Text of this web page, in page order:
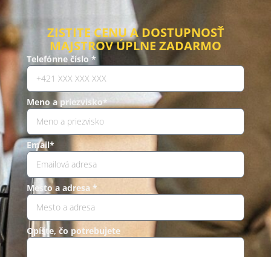
ZISTITE CENU A DOSTUPNOSŤ
MAJSTROV ÚPLNE ZADARMO
Telefónne číslo *
Meno a priezvisko*
Email*
Mesto a adresa *
Opíšte, čo potrebujete